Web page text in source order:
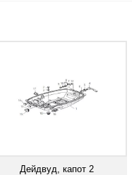
Дейдвуд, капот 2